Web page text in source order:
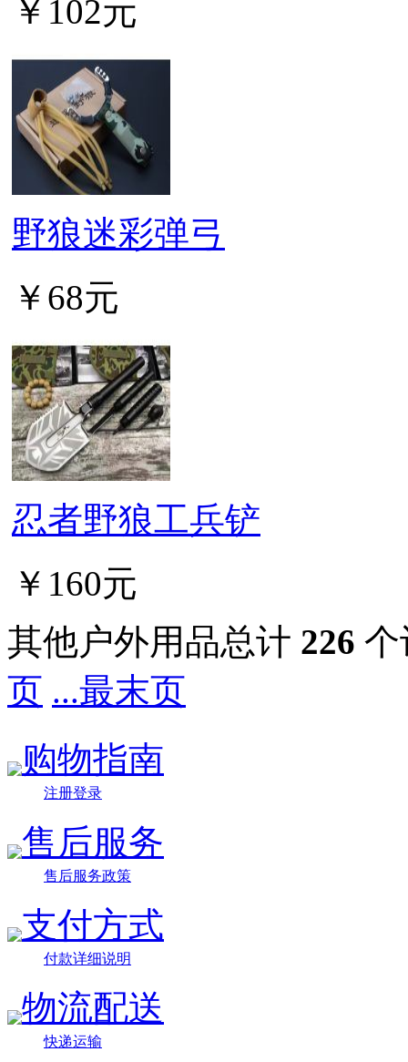
￥102元
野狼迷彩弹弓
￥68元
忍者野狼工兵铲
￥160元
其他户外用品总计 226 个
页 ...最末页
购物指南
注册登录
售后服务
售后服务政策
支付方式
付款详细说明
物流配送
快递运输